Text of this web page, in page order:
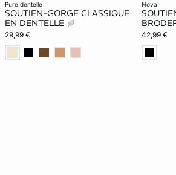
pure dentelle
SOUTIEN-GORGE CLASSIQUE
EN DENTELLE
29,99 €
nova
42,99 €